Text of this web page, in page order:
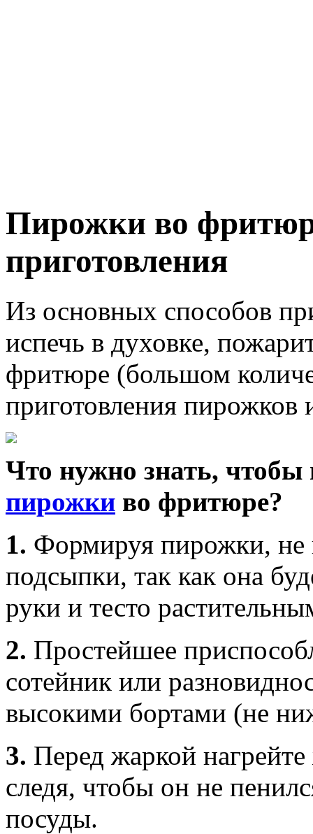
Пирожки во
приготовления
Из основных способов
испечь в духовке,
фритюре (большом
приготовления пирожков
Что нужно знать, чтобы
пирожки во фритюре?
1. Формируя пирожки, не
подсыпки, так как она
руки и тесто
2. Простейшее
сотейник или
высокими бортами (не
3. Перед жаркой
следя, чтобы он не
посуды.